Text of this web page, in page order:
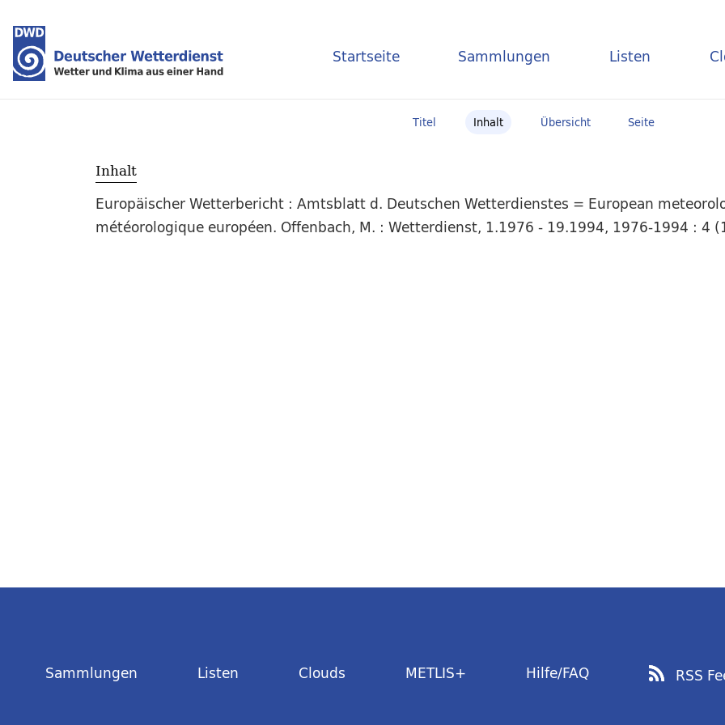
Startseite Sammlungen Listen
Titel Inhalt Übersicht Seite
Inhalt
Europäischer Wetterbericht : Amtsblatt d. Deutschen Wetterdienstes = European
météorologique européen. Offenbach, M. : Wetterdienst, 1.1976 - 19.1994, 1976-1994 : 4
Sammlungen Listen Clouds METLIS+ Hilfe/FAQ RSS